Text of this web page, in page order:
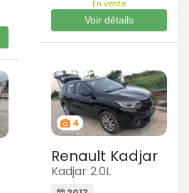
En vente
Voir détails
4
Renault Kadjar
Kadjar 2.0L